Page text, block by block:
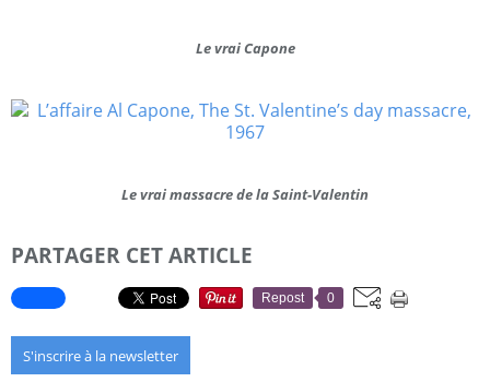
Le vrai Capone
Le vrai massacre de la Saint-Valentin
PARTAGER CET ARTICLE
Repost 0
S'inscrire à la newsletter